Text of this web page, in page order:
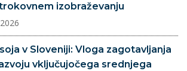
izobraževanju
v Sloveniji: Vloga zagotavljanja
vključujočega srednjega